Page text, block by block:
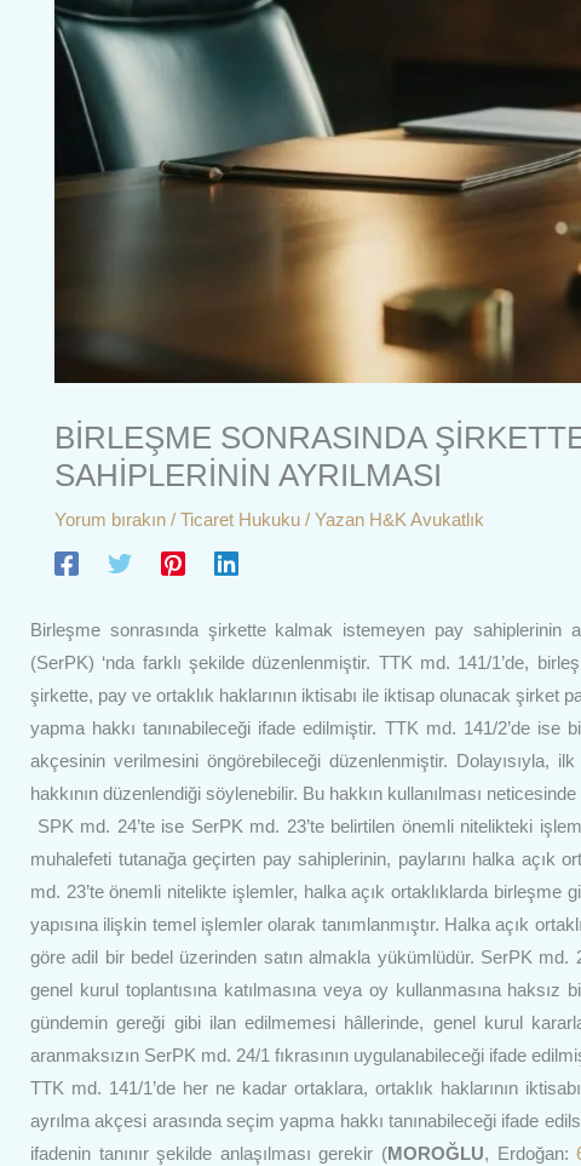
BİRLEŞME SONRASINDA
SAHİPLERİNİN AYRILMASI
Yorum bırakın / Ticaret Hukuku / Yazan H&K Avukatlık
Birleşme sonrasında şirkette kalmak istemeyen pay sahiplerinin
(SerPK) ‘nda farklı şekilde düzenlenmiştir. TTK md. 141/1’de,
şirkette, pay ve ortaklık haklarının iktisabı ile iktisap olunacak şirket
yapma hakkı tanınabileceği ifade edilmiştir. TTK md. 141/2’de
akçesinin verilmesini öngörebileceği düzenlenmiştir. Dolayısıyla,
hakkının düzenlendiği söylenebilir. Bu hakkın kullanılması
SPK md. 24’te ise SerPK md. 23’te belirtilen önemli nitelikteki
muhalefeti tutanağa geçirten pay sahiplerinin, paylarını halka açık
md. 23’te önemli nitelikte işlemler, halka açık ortaklıklarda birleşme
yapısına ilişkin temel işlemler olarak tanımlanmıştır. Halka açık
göre adil bir bedel üzerinden satın almakla yükümlüdür. SerPK
genel kurul toplantısına katılmasına veya oy kullanmasına
gündemin gereği gibi ilan edilmemesi hâllerinde, genel kurul
aranmaksızın SerPK md. 24/1 fıkrasının uygulanabileceği ifade
TTK md. 141/1’de her ne kadar ortaklara, ortaklık haklarının
ayrılma akçesi arasında seçim yapma hakkı tanınabileceği ifade
ifadenin tanınır şekilde anlaşılması gerekir (MOROĞLU, Erdoğan: